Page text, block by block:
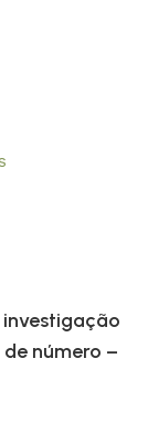
número –